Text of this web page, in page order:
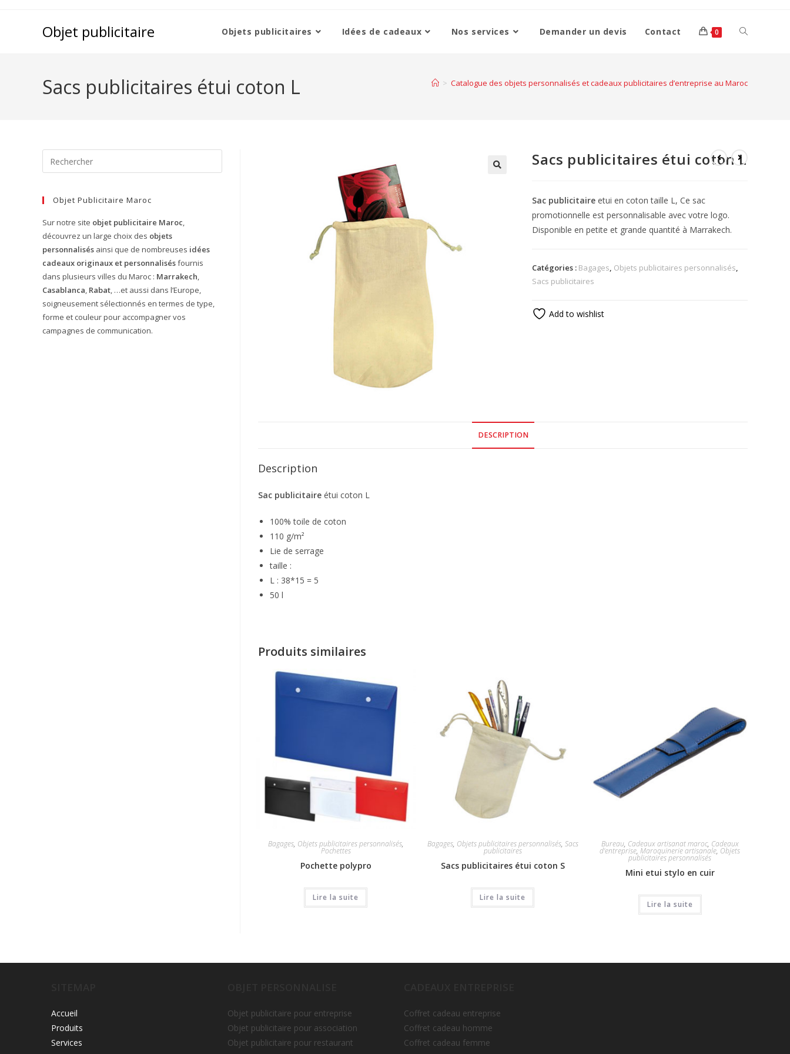
Objet publicitaire Objets publicitaires Idées de cadeaux Nos services Demander un devis Contact 0
Sacs publicitaires étui coton L > Catalogue des objets personnalisés et cadeaux publicitaires d’entreprise au Maroc
Sacs publicitaires étui coton L
Sac publicitaire etui en coton taille L, Ce sac
promotionnelle est personnalisable avec votre logo.
Disponible en petite et grande quantité à Marrakech.
Catégories : Bagages, Objets publicitaires personnalisés,
Sacs publicitaires
Add to wishlist
DESCRIPTION
Description
Sac publicitaire étui coton L
100% toile de coton
110 g/m²
Lie de serrage
taille :
L : 38*15 = 5
50 l
Produits similaires
Bagages, Objets publicitaires personnalisés,
Pochettes
Pochette polypro
Lire la suite
Bagages, Objets publicitaires personnalisés, Sacs
publicitaires
Sacs publicitaires étui coton S
Lire la suite
Bureau, Cadeaux artisanat maroc, Cadeaux
d'entreprise,Maroquinerie artisanale, Objets
publicitaires personnalisés
Mini etui stylo en cuir
Lire la suite
Objet Publicitaire Maroc
Sur notre site objet publicitaire Maroc,
découvrez un large choix des objets
personnalisés ainsi que de nombreuses idées
cadeaux originaux et personnalisésfournis
dans plusieurs villes du Maroc : Marrakech,
Casablanca, Rabat, …et aussi dans l’Europe,
soigneusement sélectionnés en termes de type,
forme et couleur pour accompagner vos
campagnes de communication.
Accueil
Produits
Services
Objet publicitaire pour entreprise
Objet publicitaire pour association
Objet publicitaire pour restaurant
Coffret cadeau entreprise
Coffret cadeau homme
Coffret cadeau femme